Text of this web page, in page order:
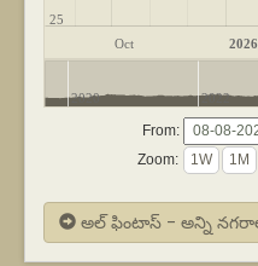
Oct 2026
25
2020 2022
From:
Zoom:
అల్ ఫింటాస్ - అన్ని